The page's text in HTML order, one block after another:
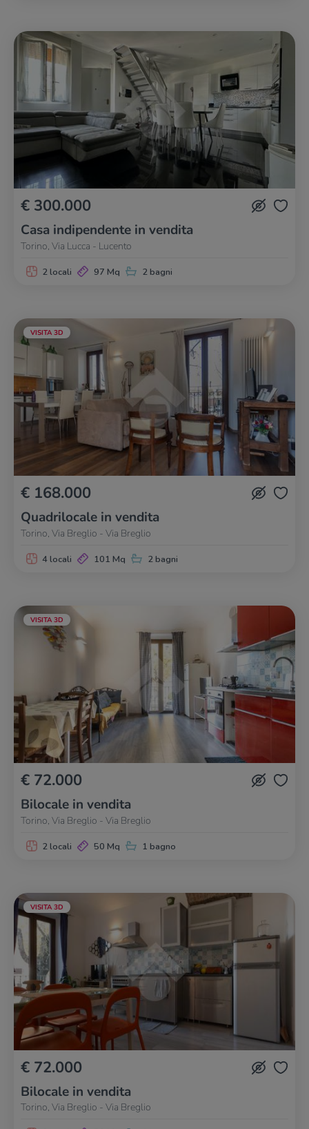
€ 300.000
Casa indipendente in vendita
Torino, Via Lucca - Lucento
2 locali 97 Mq 2 bagni
VISITA 3D
€ 168.000
Quadrilocale in vendita
Torino, Via Breglio - Via Breglio
4 locali 101 Mq 2 bagni
VISITA 3D
€ 72.000
Bilocale in vendita
Torino, Via Breglio - Via Breglio
2 locali 50 Mq 1 bagno
VISITA 3D
€ 72.000
Bilocale in vendita
Torino, Via Breglio - Via Breglio